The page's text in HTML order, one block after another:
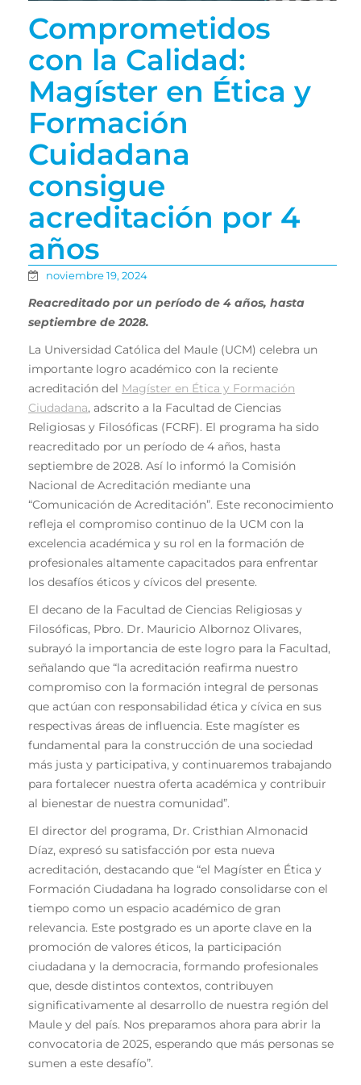
Comprometidos
con la Calidad:
Magíster en Ética y
Formación
Cuidadana
consigue
acreditación por 4
años
noviembre 19, 2024
Reacreditado por un período de 4 años, hasta
septiembre de 2028.
La Universidad Católica del Maule (UCM) celebra un
importante logro académico con la reciente
acreditación del Magíster en Ética y Formación
Ciudadana, adscrito a la Facultad de Ciencias
Religiosas y Filosóficas (FCRF). El programa ha sido
reacreditado por un período de 4 años, hasta
septiembre de 2028. Así lo informó la Comisión
Nacional de Acreditación mediante una
“Comunicación de Acreditación”. Este reconocimiento
refleja el compromiso continuo de la UCM con la
excelencia académica y su rol en la formación de
profesionales altamente capacitados para enfrentar
los desafíos éticos y cívicos del presente.
El decano de la Facultad de Ciencias Religiosas y
Filosóficas, Pbro. Dr. Mauricio Albornoz Olivares,
subrayó la importancia de este logro para la Facultad,
señalando que “la acreditación reafirma nuestro
compromiso con la formación integral de personas
que actúan con responsabilidad ética y cívica en sus
respectivas áreas de influencia. Este magíster es
fundamental para la construcción de una sociedad
más justa y participativa, y continuaremos trabajando
para fortalecer nuestra oferta académica y contribuir
al bienestar de nuestra comunidad”.
El director del programa, Dr. Cristhian Almonacid
Díaz, expresó su satisfacción por esta nueva
acreditación, destacando que “el Magíster en Ética y
Formación Ciudadana ha logrado consolidarse con el
tiempo como un espacio académico de gran
relevancia. Este postgrado es un aporte clave en la
promoción de valores éticos, la participación
ciudadana y la democracia, formando profesionales
que, desde distintos contextos, contribuyen
significativamente al desarrollo de nuestra región del
Maule y del país. Nos preparamos ahora para abrir la
convocatoria de 2025, esperando que más personas se
sumen a este desafío”.